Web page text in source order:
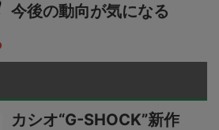
今後の動向が気になる
カシオ“G-SHOCK”新作